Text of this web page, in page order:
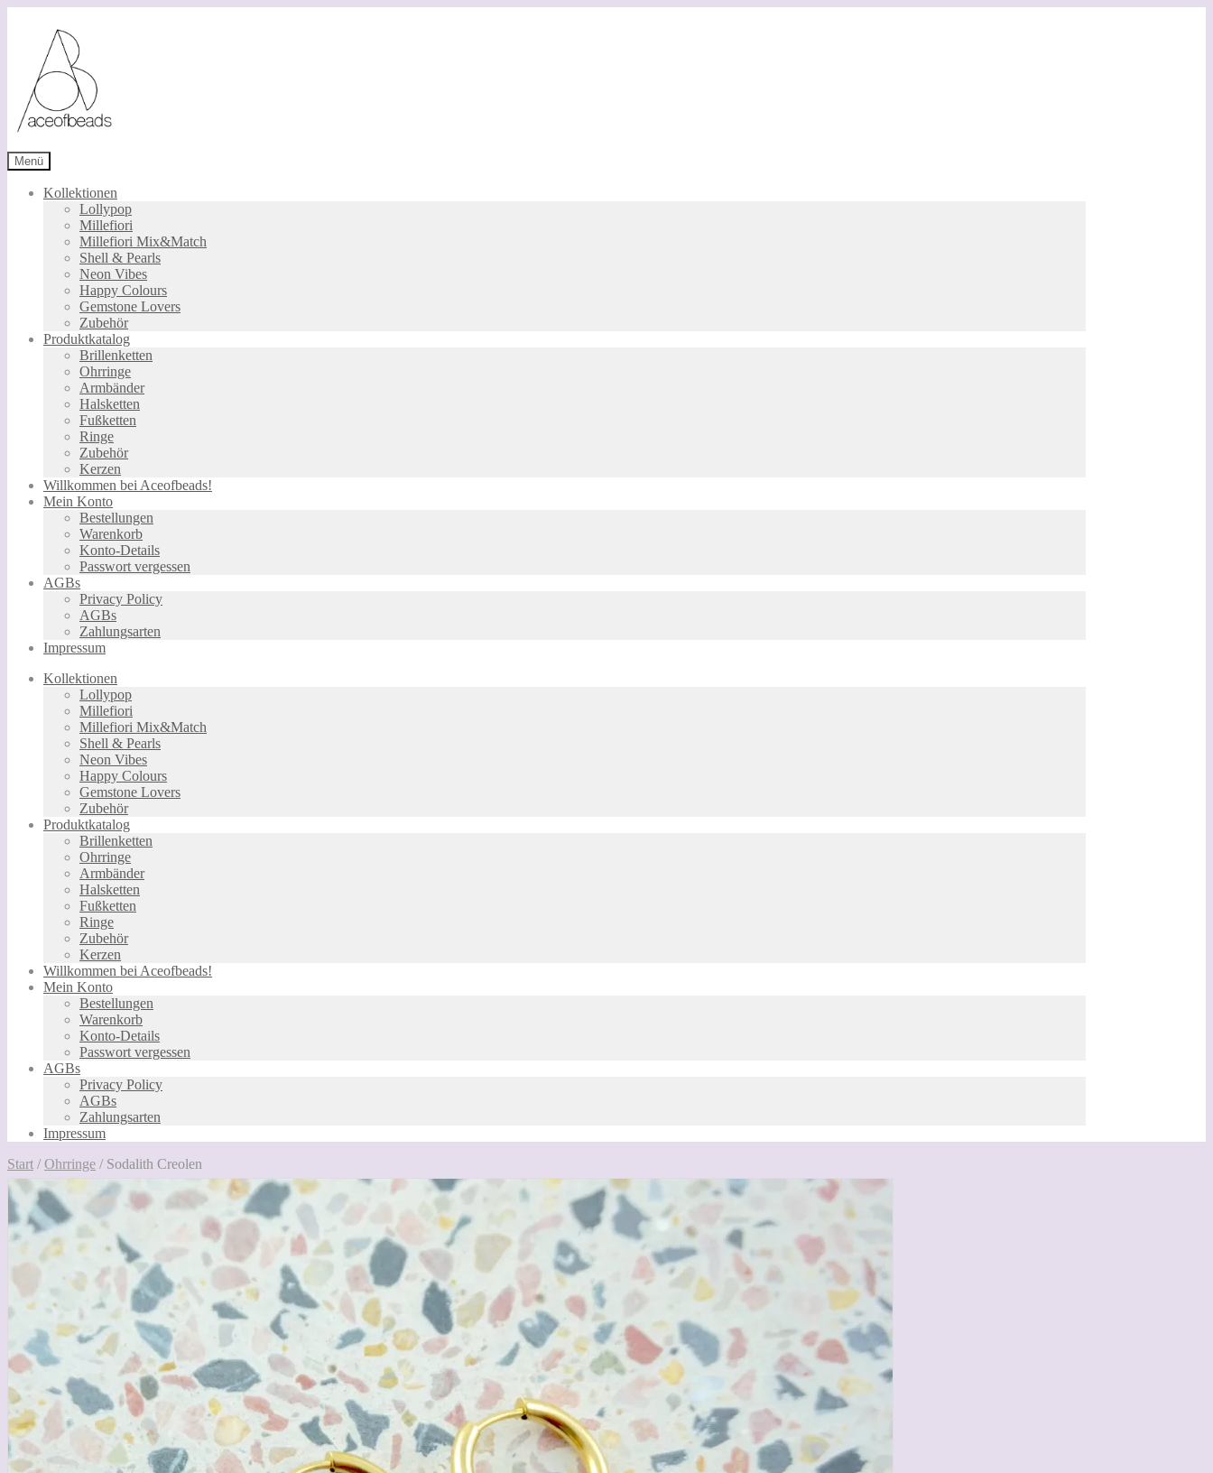
Navigation
springen
springen
Menü
Kollektionen
Lollypop
Millefiori
Millefiori Mix&Match
Shell & Pearls
Neon Vibes
Happy Colours
Gemstone Lovers
Zubehör
Produktkatalog
Brillenketten
Ohrringe
Armbänder
Halsketten
Fußketten
Ringe
Zubehör
Kerzen
Willkommen bei Aceofbeads!
Mein Konto
Bestellungen
Warenkorb
Konto-Details
Passwort vergessen
AGBs
Privacy Policy
AGBs
Zahlungsarten
Impressum
Kollektionen
Lollypop
Millefiori
Millefiori Mix&Match
Shell & Pearls
Neon Vibes
Happy Colours
Gemstone Lovers
Zubehör
Produktkatalog
Brillenketten
Ohrringe
Armbänder
Halsketten
Fußketten
Ringe
Zubehör
Kerzen
Willkommen bei Aceofbeads!
Mein Konto
Bestellungen
Warenkorb
Konto-Details
Passwort vergessen
AGBs
Privacy Policy
AGBs
Zahlungsarten
Impressum
Start /Ohrringe / Sodalith Creolen